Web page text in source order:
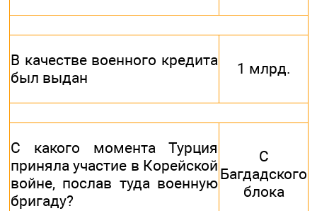
В качестве военного кредита
был выдан
1 млрд.
С какого момента Турция
приняла участие в Корейской
войне, послав туда военную
бригаду?
С
Багдадского
блока